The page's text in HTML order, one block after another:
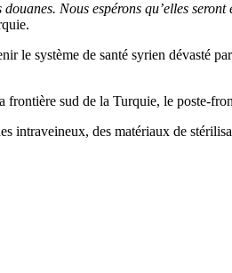
Nous espérons qu’elles
système de santé syrien dévasté
sud de la Turquie, le poste-
intraveineux, des matériaux de